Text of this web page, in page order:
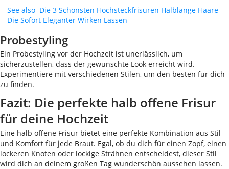
See also Die 3 Schönsten Hochsteckfrisuren Halblange Haare
Die Sofort Eleganter Wirken Lassen
Probestyling
Ein Probestyling vor der Hochzeit ist unerlässlich, um
sicherzustellen, dass der gewünschte Look erreicht wird.
Experimentiere mit verschiedenen Stilen, um den besten für dich
zu finden.
Fazit: Die perfekte halb offene Frisur
für deine Hochzeit
Eine halb offene Frisur bietet eine perfekte Kombination aus Stil
und Komfort für jede Braut. Egal, ob du dich für einen Zopf, einen
lockeren Knoten oder lockige Strähnen entscheidest, dieser Stil
wird dich an deinem großen Tag wunderschön aussehen lassen.